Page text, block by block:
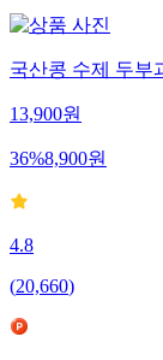
국산콩 수제 두부
13,900원
36%8,900원
4.8
(20,660)